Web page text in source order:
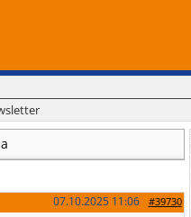
#39730
07.10.2025 11:06